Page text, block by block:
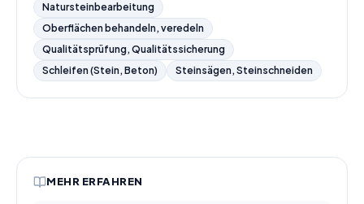
Natursteinbearbeitung
Oberflächen behandeln, veredeln
Qualitätsprüfung, Qualitätssicherung
Schleifen (Stein, Beton)
Steinsägen, Steinschneiden
MEHR ERFAHREN